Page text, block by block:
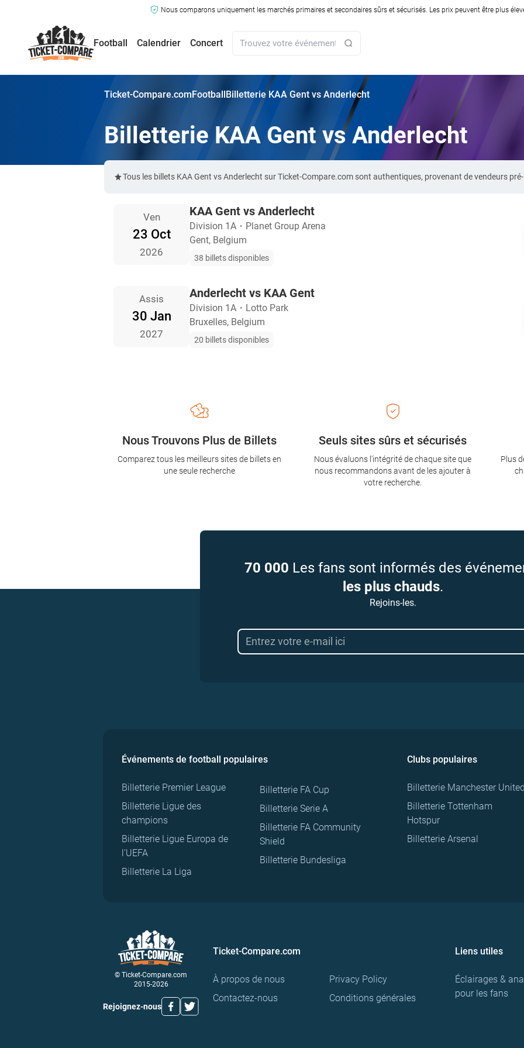
Nous comparons uniquement les marchés primaires et secondaires sûrs et sécurisés. Les prix peuvent être plus
Football Calendrier Concert
Ticket-Compare.comFootballBilletterie KAA Gent vs Anderlecht
Billetterie KAA Gent vs Anderlecht
Tous les billets KAA Gent vs Anderlecht sur Ticket-Compare.com sont authentiques, provenant de vendeurs
Ven
23 Oct
2026
KAA Gent vs Anderlecht
Division 1A ・ Planet Group Arena
Gent, Belgium
38 billets disponibles
Assis
30 Jan
2027
Anderlecht vs KAA Gent
Division 1A ・ Lotto Park
Bruxelles, Belgium
20 billets disponibles
Seuls sites sûrs et sécurisés
Nous évaluons l'intégrité de chaque site que
nous recommandons avant de les ajouter à
votre recherche.
Nous Trouvons Plus de Billets
Comparez tous les meilleurs sites de billets en
une seule recherche
Plus
70 000 Les fans sont informés des
les plus chauds.
Rejoins-les.
Événements de football populaires
Billetterie Premier League
Billetterie Ligue des
champions
Billetterie Ligue Europa de
l'UEFA
Billetterie La Liga
Billetterie FA Cup
Billetterie Serie A
Billetterie FA Community
Shield
Billetterie Bundesliga
Clubs populaires
Billetterie Manchester
Billetterie Tottenham
Hotspur
Billetterie Arsenal
© Ticket-Compare.com
2015-2026
Rejoignez-nous
Ticket-Compare.com
À propos de nous
Contactez-nous
Privacy Policy
Conditions générales
Liens utiles
Éclairages &
pour les fans